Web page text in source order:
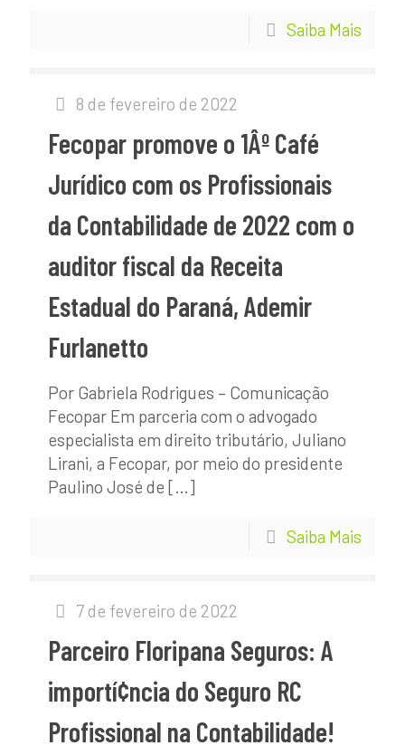
Saiba Mais
8 de fevereiro de 2022
Fecopar promove o 1Âº Café
Jurí­dico com os Profissionais
da Contabilidade de 2022 com o
auditor fiscal da Receita
Estadual do Paraná, Ademir
Furlanetto
Por Gabriela Rodrigues – Comunicação
Fecopar Em parceria com o advogado
especialista em direito tributário, Juliano
Lirani, a Fecopar, por meio do presidente
Paulino José de […]
Saiba Mais
7 de fevereiro de 2022
Parceiro Floripana Seguros: A
importí¢ncia do Seguro RC
Profissional na Contabilidade!